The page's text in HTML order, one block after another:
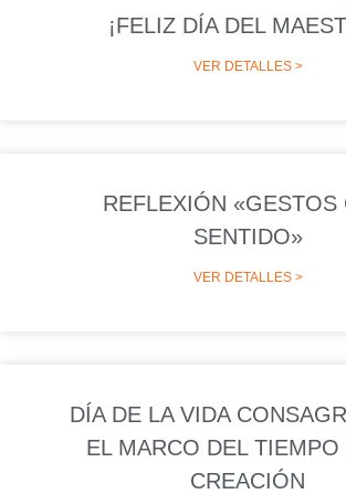
¡FELIZ DÍA DEL
VER DETALLES >
REFLEXIÓN «GESTOS
SENTIDO»
VER DETALLES >
DÍA DE LA VIDA
EL MARCO DEL TIEMPO
CREACIÓN